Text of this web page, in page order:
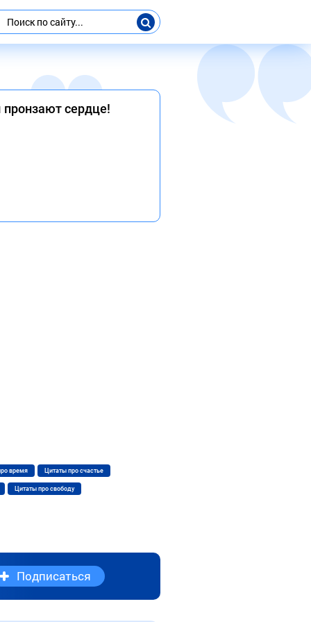
пронзают сердце!
время Цитаты про счастье
Цитаты про свободу
Подписаться